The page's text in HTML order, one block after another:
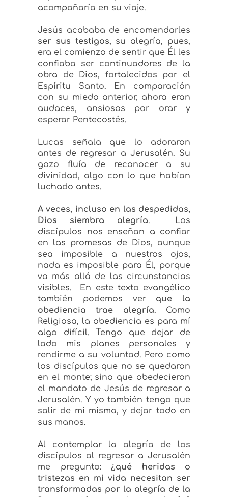
acompañaría en su viaje.
Jesús acababa de encomendarles
ser sus testigos, su alegría, pues,
era el comienzo de sentir que Él les
confiaba ser continuadores de la
obra de Dios, fortalecidos por el
Espíritu Santo. En comparación
con su miedo anterior, ahora eran
audaces, ansiosos por orar y
esperar Pentecostés.
Lucas señala que lo adoraron
antes de regresar a Jerusalén. Su
gozo fluía de reconocer a su
divinidad, algo con lo que habían
luchado antes.
A veces, incluso en las despedidas,
Dios siembra alegría. Los
discípulos nos enseñan a confiar
en las promesas de Dios, aunque
sea imposible a nuestros ojos,
nada es imposible para Él, porque
va más allá de las circunstancias
visibles. En este texto evangélico
también podemos ver que la
obediencia trae alegría. Como
Religiosa, la obediencia es para mí
algo difícil. Tengo que dejar de
lado mis planes personales y
rendirme a su voluntad. Pero como
los discípulos que no se quedaron
en el monte; sino que obedecieron
el mandato de Jesús de regresar a
Jerusalén. Y yo también tengo que
salir de mi misma, y dejar todo en
sus manos.
Al contemplar la alegría de los
discípulos al regresar a Jerusalén
me pregunto: ¿qué heridas o
tristezas en mi vida necesitan ser
transformadas por la alegría de la